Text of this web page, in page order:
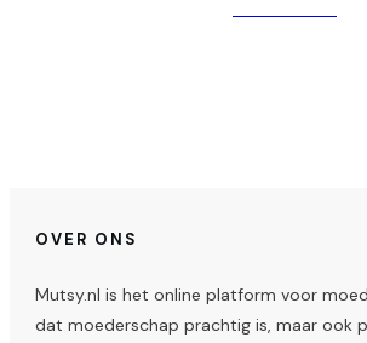
OVER ONS
Mutsy.nl is het online platform voor
dat moederschap prachtig is, maar ook